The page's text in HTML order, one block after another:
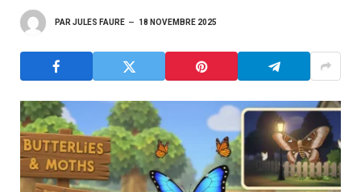
PAR JULES FAURE 18 NOVEMBRE 2025